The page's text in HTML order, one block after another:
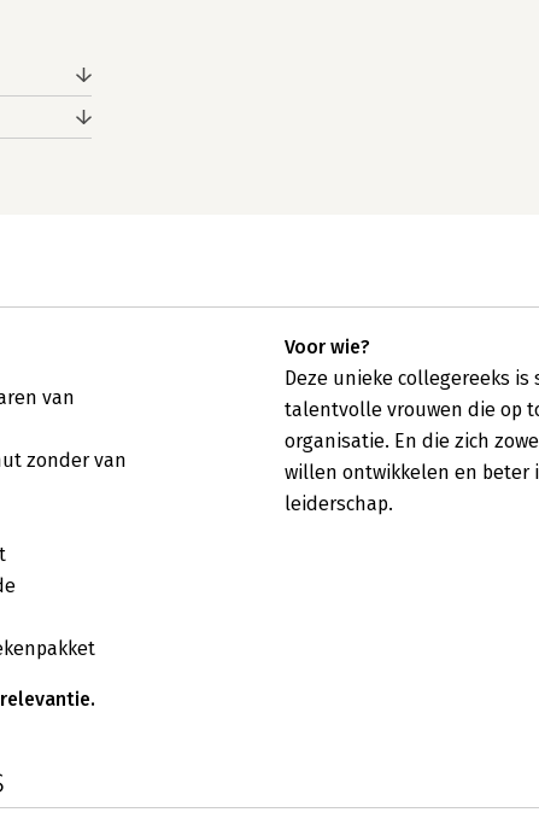
van
zonder van
Voor wie?
Deze unieke collegereeks
talentvolle vrouwen die op
organisatie. En die zich
willen ontwikkelen en beter
leiderschap.